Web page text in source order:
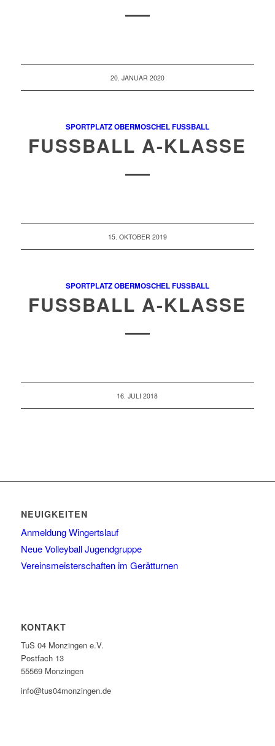
20. JANUAR 2020
SPORTPLATZ OBERMOSCHELFUSSBALL
FUSSBALL A-KLASSE
15. OKTOBER 2019
SPORTPLATZ OBERMOSCHELFUSSBALL
FUSSBALL A-KLASSE
16. JULI 2018
NEUIGKEITEN
Anmeldung Wingertslauf
Neue Volleyball Jugendgruppe
Vereinsmeisterschaften im Gerätturnen
KONTAKT
TuS 04 Monzingen e.V.
Postfach 13
55569 Monzingen
info@tus04monzingen.de